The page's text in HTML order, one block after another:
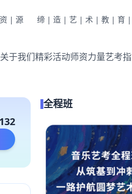
|源 缔|造|艺|术|教|育
关于我们精彩活动师资力量艺考
全程班